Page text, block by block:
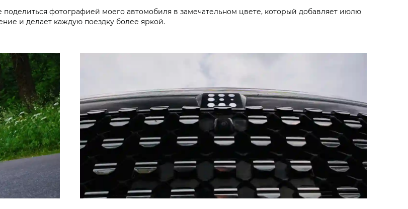
поделиться фотографией моего автомобиля в замечательном цвете, который добавляет июлю
и делает каждую поездку более яркой.